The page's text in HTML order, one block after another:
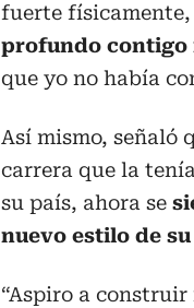
fuerte físicamente,
profundo contigo
que yo no había
Así mismo, señaló
carrera que la
su país, ahora se
nuevo estilo de
“Aspiro a construir